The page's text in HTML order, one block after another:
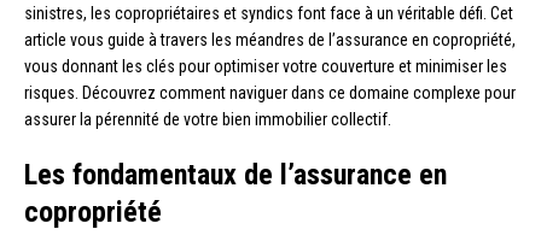
sinistres, les copropriétaires et syndics font face à un véritable défi. Cet
article vous guide à travers les méandres de l’assurance en copropriété,
vous donnant les clés pour optimiser votre couverture et minimiser les
risques. Découvrez comment naviguer dans ce domaine complexe pour
assurer la pérennité de votre bien immobilier collectif.
Les fondamentaux de l’assurance en
copropriété